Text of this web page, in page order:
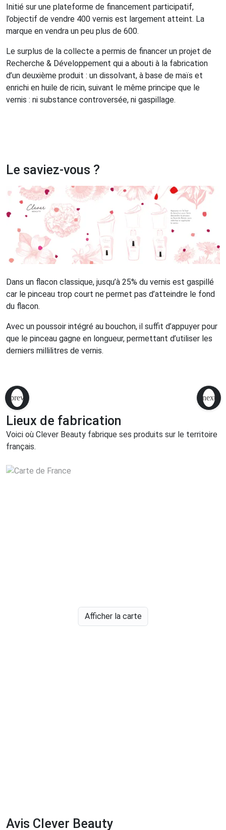
Initié sur une plateforme de financement participatif,
l’objectif de vendre 400 vernis est largement atteint. La
marque en vendra un peu plus de 600.
Le surplus de la collecte a permis de financer un projet de
Recherche & Développement qui a abouti à la fabrication
d’un deuxième produit : un dissolvant, à base de maïs et
enrichi en huile de ricin, suivant le même principe que le
vernis : ni substance controversée, ni gaspillage.
Le saviez-vous ?
Dans un flacon classique, jusqu’à 25% du vernis est gaspillé
car le pinceau trop court ne permet pas d’atteindre le fond
du flacon.
Avec un poussoir intégré au bouchon, il suffit d’appuyer pour
que le pinceau gagne en longueur, permettant d’utiliser les
derniers millilitres de vernis.
Lieux de fabrication
Voici où Clever Beauty fabrique ses produits sur le territoire
français.
Afficher la carte
Avis Clever Beauty